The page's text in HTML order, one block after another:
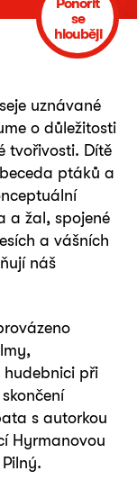
se
hlouběji
uznávané
o důležitosti
tvořivosti. Dítě
ptáků a
a žal, spojené
a vášních
náš
hudebnici při
s autorkou
Hyrmanovou